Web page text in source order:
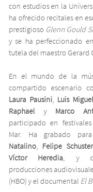
con estudios en la
ha ofrecido recitales en
prestigioso Glenn Gould
y se ha perfeccionado
tutela del maestro Gerard
En el mundo de la
Laura Pausini Luis Miguel
Raphael y Marco
participado en
Natalino
Felipe Schuster
Víctor Heredia , y
producciones
(HBO) y el documental El